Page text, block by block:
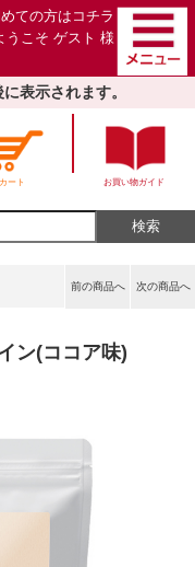
ての方はコチラ
うこそ ゲスト 様
表示されます。
カート お買い物ガイド
次の商品へ
前の商品へ
ン(ココア味)